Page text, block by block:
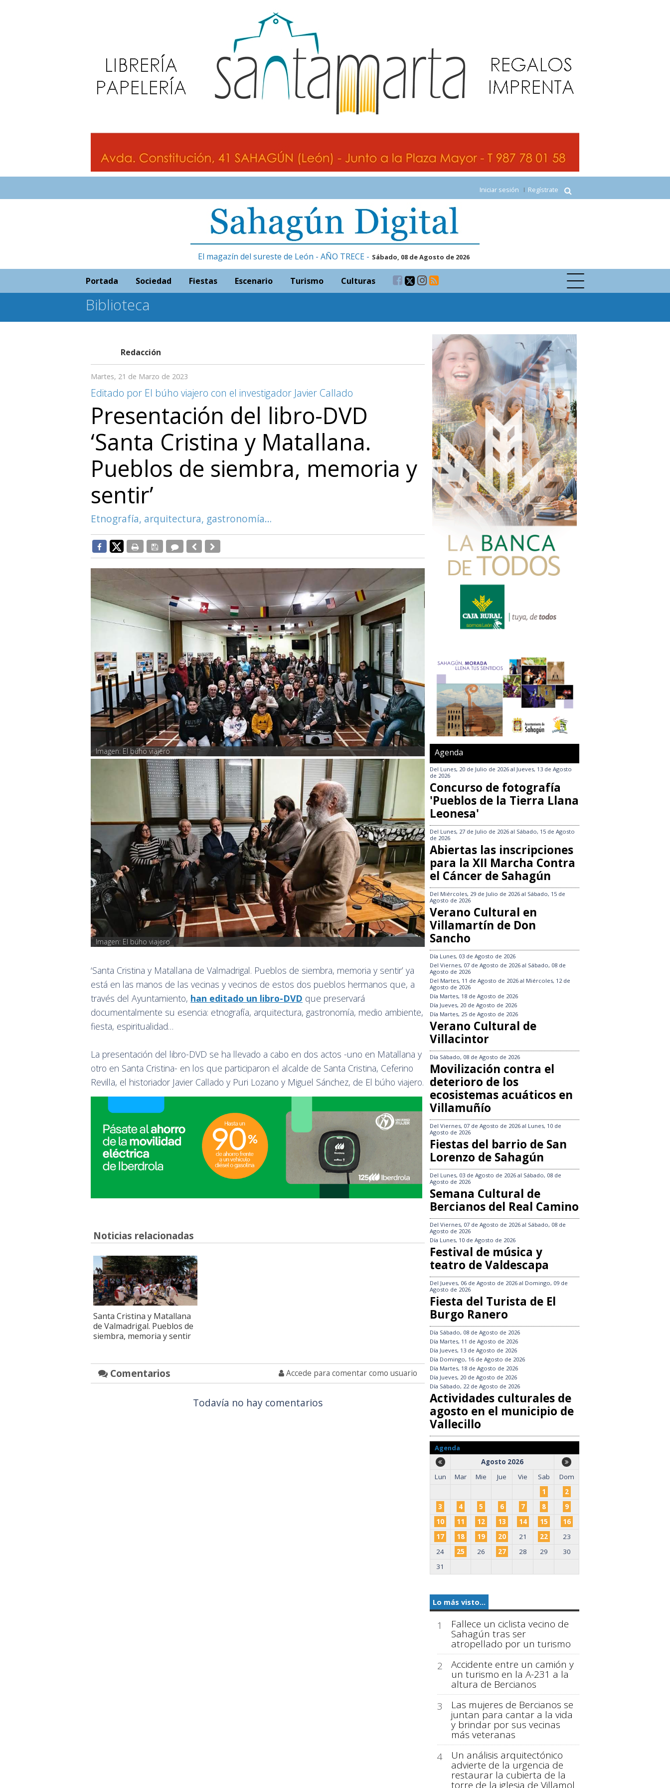
Iniciar sesión Regístrate
El magazín del sureste de León - AÑO TRECE - Sábado, 08 de Agosto de 2026
Portada Sociedad Fiestas Escenario Turismo Culturas
Biblioteca
Redacción
Martes, 21 de Marzo de 2023
Editado por El búho viajero con el investigador Javier Callado
Presentación del libro-DVD
‘Santa Cristina y Matallana.
Pueblos de siembra, memoria y
sentir’
Etnografía, arquitectura, gastronomía…
Imagen: El búho viajero
Imagen: El búho viajero
‘Santa Cristina y Matallana de Valmadrigal. Pueblos de siembra, memoria y sentir’ ya
está en las manos de las vecinas y vecinos de estos dos pueblos hermanos que, a
través del Ayuntamiento, han editado un libro-DVD que preservará
documentalmente su esencia: etnografía, arquitectura, gastronomía, medio ambiente,
fiesta, espiritualidad…
La presentación del libro-DVD se ha llevado a cabo en dos actos -uno en Matallana y
otro en Santa Cristina- en los que participaron el alcalde de Santa Cristina, Ceferino
Revilla, el historiador Javier Callado y Puri Lozano y Miguel Sánchez, de El búho viajero.
Noticias relacionadas
Santa Cristina y Matallana
de Valmadrigal. Pueblos de
siembra, memoria y sentir
Comentarios Accede para comentar como usuario
Todavía no hay comentarios
Agenda
Del Lunes, 20 de Julio de 2026 al Jueves, 13 de Agosto
de 2026
Concurso de fotografía
'Pueblos de la Tierra Llana
Leonesa'
Del Lunes, 27 de Julio de 2026 al Sábado, 15 de Agosto
de 2026
Abiertas las inscripciones
para la XII Marcha Contra
el Cáncer de Sahagún
Del Miércoles, 29 de Julio de 2026 al Sábado, 15 de
Agosto de 2026
Verano Cultural en
Villamartín de Don
Sancho
Día Lunes, 03 de Agosto de 2026
Del Viernes, 07 de Agosto de 2026 al Sábado, 08 de
Agosto de 2026
Del Martes, 11 de Agosto de 2026 al Miércoles, 12 de
Agosto de 2026
Día Martes, 18 de Agosto de 2026
Día Jueves, 20 de Agosto de 2026
Día Martes, 25 de Agosto de 2026
Verano Cultural de
Villacintor
Día Sábado, 08 de Agosto de 2026
Movilización contra el
deterioro de los
ecosistemas acuáticos en
Villamuñío
Del Viernes, 07 de Agosto de 2026 al Lunes, 10 de
Agosto de 2026
Fiestas del barrio de San
Lorenzo de Sahagún
Del Lunes, 03 de Agosto de 2026 al Sábado, 08 de
Agosto de 2026
Semana Cultural de
Bercianos del Real Camino
Del Viernes, 07 de Agosto de 2026 al Sábado, 08 de
Agosto de 2026
Día Lunes, 10 de Agosto de 2026
Festival de música y
teatro de Valdescapa
Del Jueves, 06 de Agosto de 2026 al Domingo, 09 de
Agosto de 2026
Fiesta del Turista de El
Burgo Ranero
Día Sábado, 08 de Agosto de 2026
Día Martes, 11 de Agosto de 2026
Día Jueves, 13 de Agosto de 2026
Día Domingo, 16 de Agosto de 2026
Día Martes, 18 de Agosto de 2026
Día Jueves, 20 de Agosto de 2026
Día Sábado, 22 de Agosto de 2026
Actividades culturales de
agosto en el municipio de
Vallecillo
Agenda
Agosto 2026
Lun
Mar Mie Jue Vie Sab
Dom
1
2
3
4 5 6 7 8
9
10
11 12 13 14 15
16
17
18 19 20 21 22
23
24
25 26 27 28 29
30
31
Lo más visto...
1 Fallece un ciclista vecino de
Sahagún tras ser
atropellado por un turismo
2
Accidente entre un camión y
un turismo en la A-231 a la
altura de Bercianos
3
Las mujeres de Bercianos se
juntan para cantar a la vida
y brindar por sus vecinas
más veteranas
4
Un análisis arquitectónico
advierte de la urgencia de
restaurar la cubierta de la
torre de la iglesia de Villamol